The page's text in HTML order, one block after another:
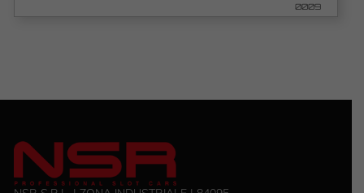
0009